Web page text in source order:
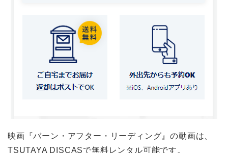
映画『バーン・アフター・リーディング』の動画は、
TSUTAYA DISCASで無料レンタル可能です。